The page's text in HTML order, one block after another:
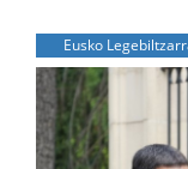
Eusko